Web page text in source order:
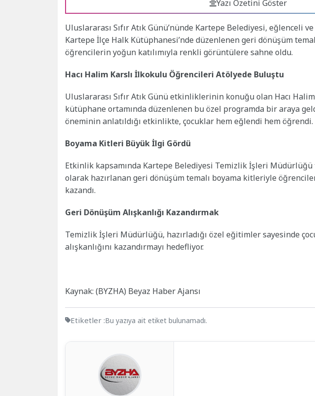
Yazı Özetini Göster
Uluslararası Sıfır Atık Günü’nünde Kartepe Belediyesi, eğlenceli
Kartepe İlçe Halk Kütüphanesi’nde düzenlenen geri dönüşüm
öğrencilerin yoğun katılımıyla renkli görüntülere sahne oldu.
Hacı Halim Karslı İlkokulu Öğrencileri Atölyede Buluştu
Uluslararası Sıfır Atık Günü etkinliklerinin konuğu olan Hacı
kütüphane ortamında düzenlenen bu özel programda bir araya
öneminin anlatıldığı etkinlikte, çocuklar hem eğlendi hem öğrendi.
Boyama Kitleri Büyük İlgi Gördü
Etkinlik kapsamında Kartepe Belediyesi Temizlik İşleri Müdürlüğü
olarak hazırlanan geri dönüşüm temalı boyama kitleriyle
kazandı.
Geri Dönüşüm Alışkanlığı Kazandırmak
Temizlik İşleri Müdürlüğü, hazırladığı özel eğitimler sayesinde
alışkanlığını kazandırmayı hedefliyor.
Kaynak: (BYZHA) Beyaz Haber Ajansı
Etiketler :Bu yazıya ait etiket bulunamadı.